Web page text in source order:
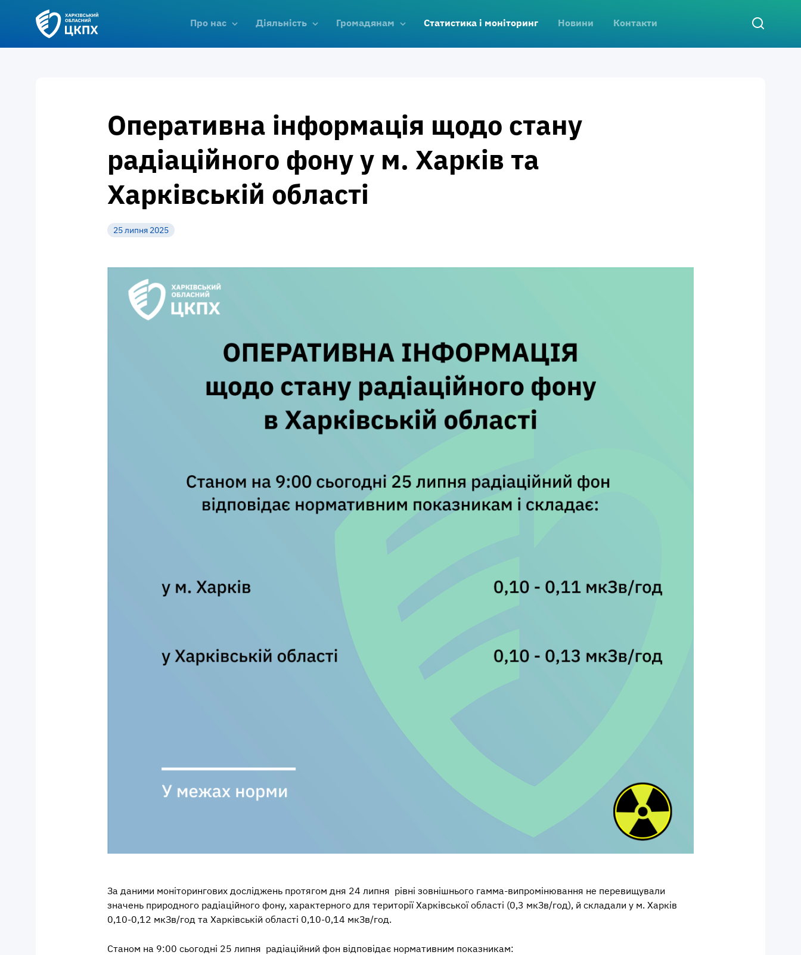
Про нас Діяльність Громадянам Статистика і моніторинг Новини Контакти
Оперативна інформація щодо стану
радіаційного фону у м. Харків та
Харківській області
25 липня 2025
За даними моніторингових досліджень протягом дня 24 липня рівні зовнішнього гамма-випромінювання не перевищували
значень природного радіаційного фону, характерного для території Харківської області (0,3 мкЗв/год), й складали у м. Харків
0,10-0,12 мкЗв/год та Харківській області 0,10-0,14 мкЗв/год.
Станом на 9:00 сьогодні 25 липня радіаційний фон відповідає нормативним показникам: